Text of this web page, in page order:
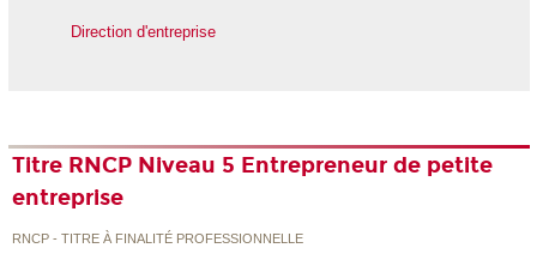
Direction d'entreprise
Titre RNCP Niveau 5 Entrepreneur de petite
entreprise
RNCP - TITRE À FINALITÉ PROFESSIONNELLE